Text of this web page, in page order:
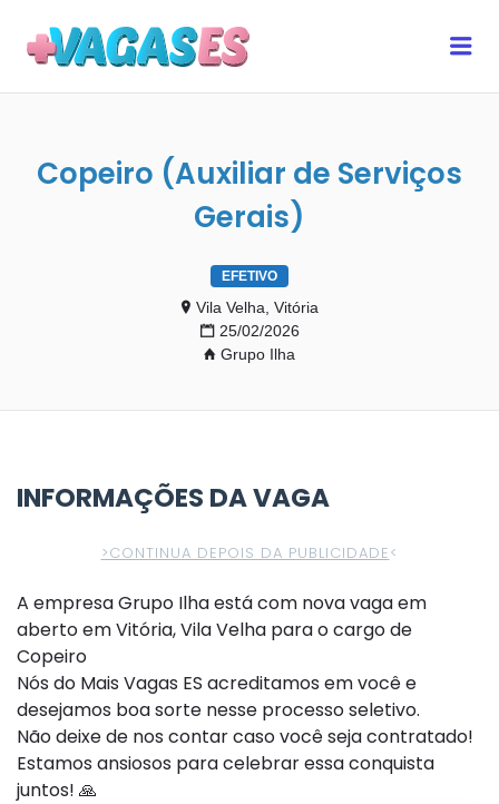
Copeiro (Auxiliar de Serviços
Gerais)
EFETIVO
Vila Velha, Vitória
25/02/2026
Grupo Ilha
INFORMAÇÕES DA VAGA
>CONTINUA DEPOIS DA PUBLICIDADE<
A empresa Grupo Ilha está com nova vaga em
aberto em Vitória, Vila Velha para o cargo de
Copeiro
Nós do Mais Vagas ES acreditamos em você e
desejamos boa sorte nesse processo seletivo.
Não deixe de nos contar caso você seja contratado!
Estamos ansiosos para celebrar essa conquista
juntos! 🙏